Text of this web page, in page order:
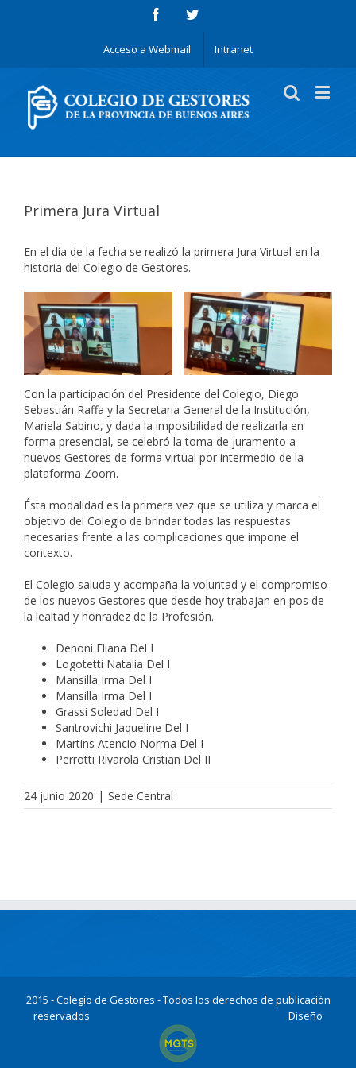
Acceso a Webmail Intranet
Primera Jura Virtual
En el día de la fecha se realizó la primera Jura Virtual en la
historia del Colegio de Gestores.
Con la participación del Presidente del Colegio, Diego
Sebastián Raffa y la Secretaria General de la Institución,
Mariela Sabino, y dada la imposibilidad de realizarla en
forma presencial, se celebró la toma de juramento a
nuevos Gestores de forma virtual por intermedio de la
plataforma Zoom.
Ésta modalidad es la primera vez que se utiliza y marca el
objetivo del Colegio de brindar todas las respuestas
necesarias frente a las complicaciones que impone el
contexto.
El Colegio saluda y acompaña la voluntad y el compromiso
de los nuevos Gestores que desde hoy trabajan en pos de
la lealtad y honradez de la Profesión.
Denoni Eliana Del I
Logotetti Natalia Del I
Mansilla Irma Del I
Mansilla Irma Del I
Grassi Soledad Del I
Santrovichi Jaqueline Del I
Martins Atencio Norma Del I
Perrotti Rivarola Cristian Del II
24 junio 2020 | Sede Central
2015 - Colegio de Gestores - Todos los derechos de publicación
reservados
Diseño